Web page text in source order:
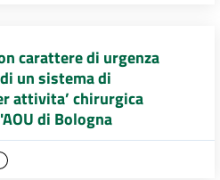
carattere di urgenza
un sistema di
attivita’ chirurgica
di Bologna